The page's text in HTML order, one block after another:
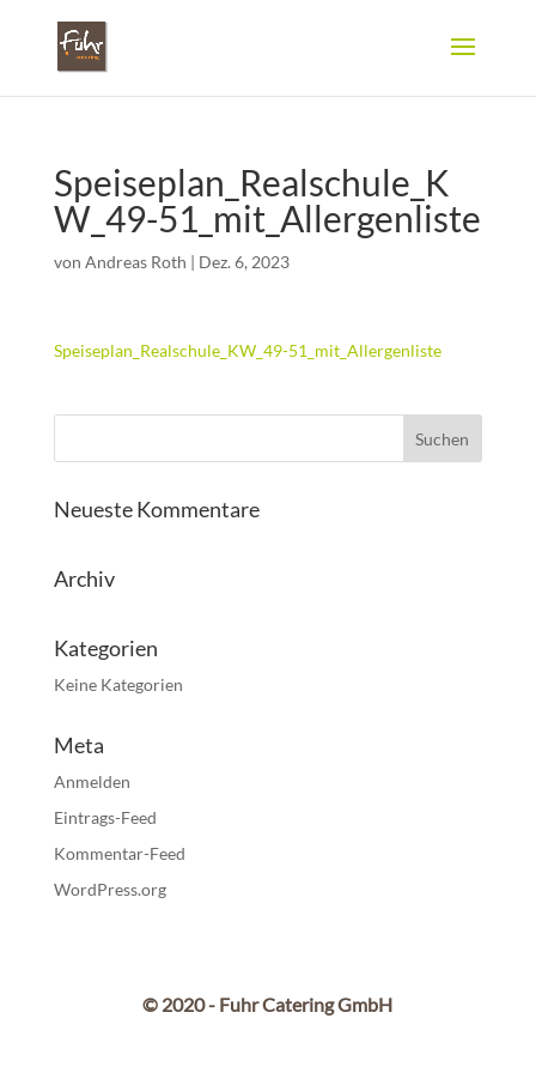
Speiseplan_Realschule_K
W_49-51_mit_Allergenliste
von Andreas Roth | Dez. 6, 2023
Speiseplan_Realschule_KW_49-51_mit_Allergenliste
Neueste Kommentare
Archiv
Kategorien
Keine Kategorien
Meta
Anmelden
Eintrags-Feed
Kommentar-Feed
WordPress.org
© 2020 - Fuhr Catering GmbH